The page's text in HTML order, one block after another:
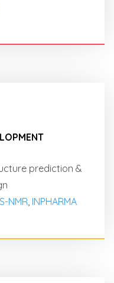
prediction &
NMR, INPHARMA